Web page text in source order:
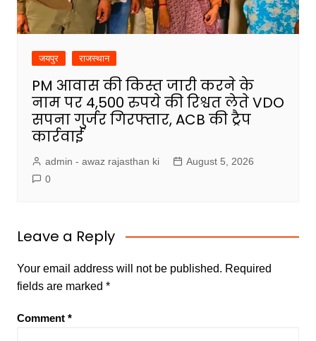
जयपुर राजस्थान
PM आवास की किस्त जारी करने के
नाम पर 4,500 रुपये की रिश्वत लेते VDO
सपना गुर्जर गिरफ्तार, ACB की ट्रैप
कार्रवाई
admin - awaz rajasthan ki
August 5, 2026
0
Leave a Reply
Your email address will not be published. Required
fields are marked *
Comment *